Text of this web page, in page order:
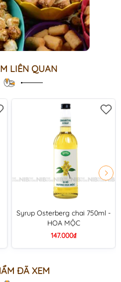
LIÊN QUAN
Syrup Osterberg chai 750ml -
HOA MỘC
147.000₫
ĐÃ XEM